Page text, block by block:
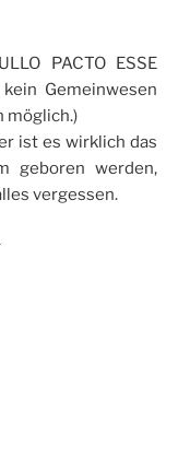
PACTO ESSE
Gemeinwesen
möglich.)
ist es wirklich das
geboren werden,
vergessen.